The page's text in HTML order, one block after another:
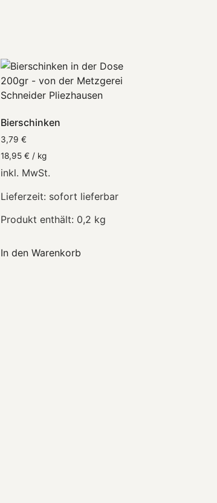
Bierschinken
3,79€
18,95€ / kg
inkl. MwSt.
Lieferzeit: sofort lieferbar
Produkt enthält: 0,2 kg
In den Warenkorb